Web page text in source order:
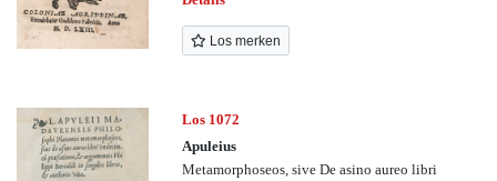
Los merken
Los 1072
Apuleius
Metamorphoseos, sive De asino aureo libri